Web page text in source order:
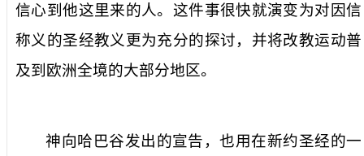
信心到他这里来的人。这件事很快就演变为对因信
称义的圣经教义更为充分的探讨，并将改教运动普
及到欧洲全境的大部分地区。
神向哈巴谷发出的宣告，也用在新约圣经的一